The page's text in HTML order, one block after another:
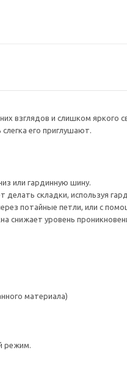
взглядов и слишком
его приглушают.
или гардинную шину.
делать складки, используя
потайные петли, или с
снижает уровень
материала)
режим.